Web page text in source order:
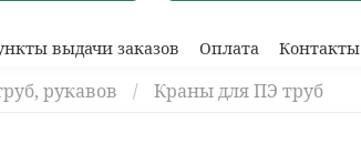
выдачи заказов Оплата Контакты
рукавов Краны для ПЭ труб